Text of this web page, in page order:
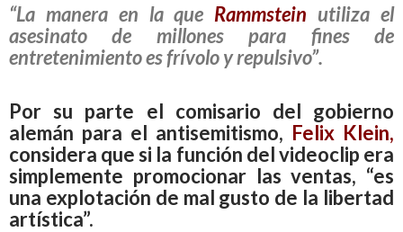
“La manera en la que Rammstein utiliza el
asesinato de millones para fines de
entretenimiento es frívolo y repulsivo”.
Por su parte el comisario del gobierno
alemán para el antisemitismo, Felix Klein,
considera que si la función del videoclip era
simplemente promocionar las ventas, “es
una explotación de mal gusto de la libertad
artística”.